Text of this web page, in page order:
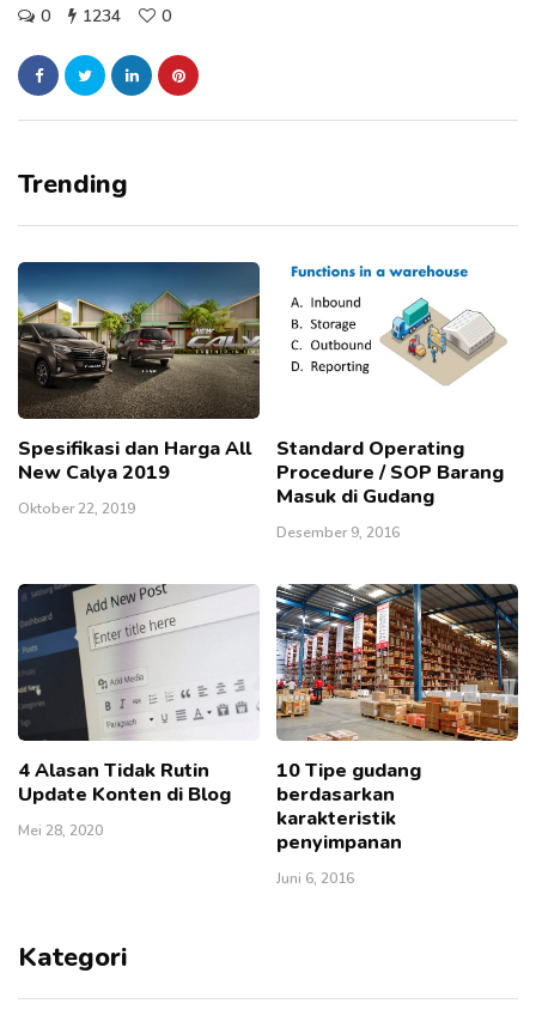
0 1234 0
Trending
Spesifikasi dan Harga All
New Calya 2019
Oktober 22, 2019
Standard Operating
Procedure / SOP Barang
Masuk di Gudang
Desember 9, 2016
4 Alasan Tidak Rutin
Update Konten di Blog
Mei 28, 2020
10 Tipe gudang
berdasarkan
karakteristik
penyimpanan
Juni 6, 2016
Kategori